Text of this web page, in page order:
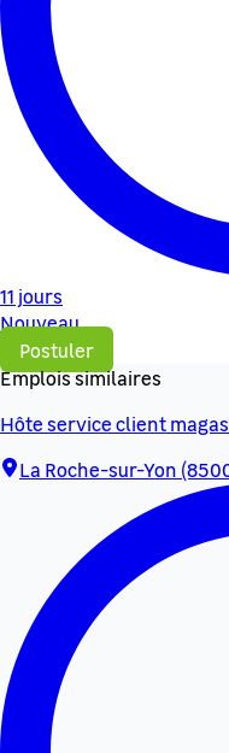
11 jours
Nouveau
Postuler
Emplois similaires
Hôte service client
La Roche-sur-Yon